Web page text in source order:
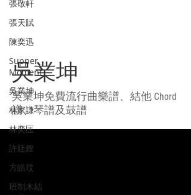
張敬軒
張天賦
陳奕迅
Supper
Moment
吳業坤
林家謙
林奕匡
許廷鏗
方皓玟
班制木結
吳業坤
吳業坤免費流行曲樂譜、結他 Chord
譜、琴譜及鼓譜